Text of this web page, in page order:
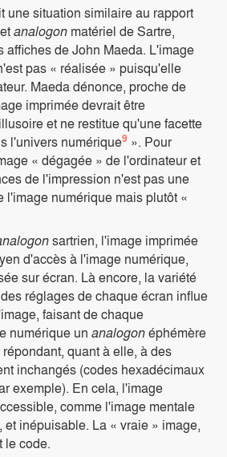
une situation similaire au rapport
analogon matériel de Sartre,
affiches de John Maeda. L'image
pas « réalisée » puisqu'elle
Maeda dénonce, proche de
imprimée devrait être
et ne restitue qu'une facette
l'univers numérique9 ». Pour
« dégagée » de l'ordinateur et
de l'impression n'est pas une
l'image numérique mais plutôt «
sartrien, l'image imprimée
d'accès à l'image numérique,
sur écran. Là encore, la variété
réglages de chaque écran influe
faisant de chaque
numérique un analogonéphémère
quant à elle, à des
inchangés (codes hexadécimaux
exemple). En cela, l'image
comme l'image mentale
et inépuisable. La « vraie » image,
le code.